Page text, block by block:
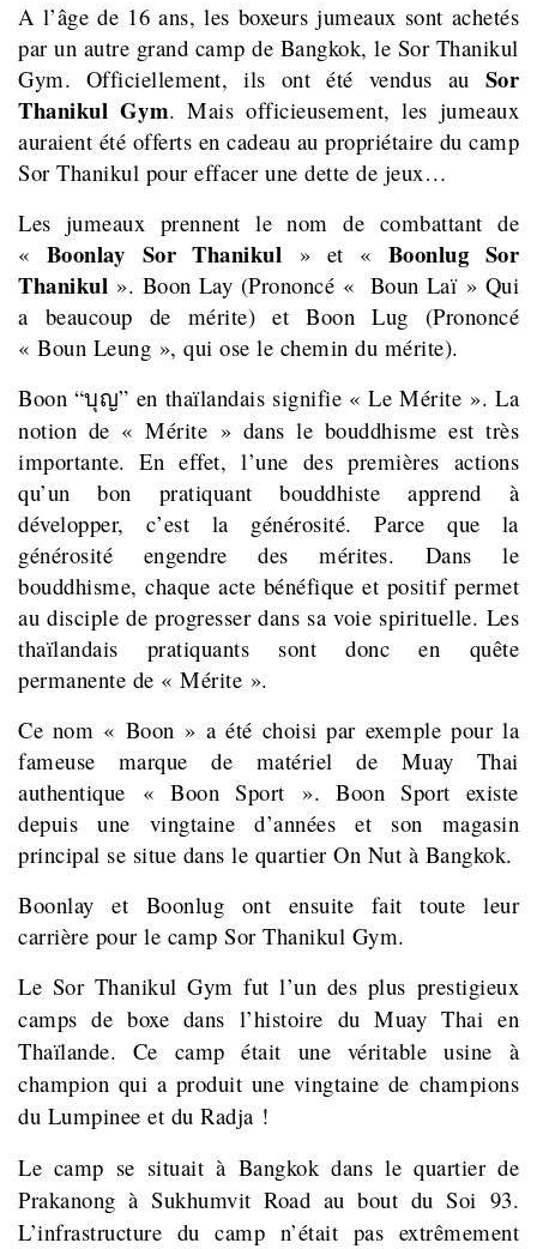
A l’âge de 16 ans, les boxeurs jumeaux sont achetés
par un autre grand camp de Bangkok, le Sor Thanikul
Gym. Officiellement, ils ont été vendus au Sor
Thanikul Gym. Mais officieusement, les jumeaux
auraient été offerts en cadeau au propriétaire du camp
Sor Thanikul pour effacer une dette de jeux…
Les jumeaux prennent le nom de combattant de
« Boonlay Sor Thanikul » et « Boonlug Sor
Thanikul ». Boon Lay (Prononcé « Boun Laï » Qui
a beaucoup de mérite) et Boon Lug (Prononcé
« Boun Leung », qui ose le chemin du mérite).
Boon “บุญ” en thaïlandais signifie « Le Mérite ». La
notion de « Mérite » dans le bouddhisme est très
importante. En effet, l’une des premières actions
qu’un bon pratiquant bouddhiste apprend à
développer, c’est la générosité. Parce que la
générosité engendre des mérites. Dans le
bouddhisme, chaque acte bénéfique et positif permet
au disciple de progresser dans sa voie spirituelle. Les
thaïlandais pratiquants sont donc en quête
permanente de « Mérite ».
Ce nom « Boon » a été choisi par exemple pour la
fameuse marque de matériel de Muay Thai
authentique « Boon Sport ». Boon Sport existe
depuis une vingtaine d’années et son magasin
principal se situe dans le quartier On Nut à Bangkok.
Boonlay et Boonlug ont ensuite fait toute leur
carrière pour le camp Sor Thanikul Gym.
Le Sor Thanikul Gym fut l’un des plus prestigieux
camps de boxe dans l’histoire du Muay Thai en
Thaïlande. Ce camp était une véritable usine à
champion qui a produit une vingtaine de champions
du Lumpinee et du Radja !
Le camp se situait à Bangkok dans le quartier de
Prakanong àSukhumvit Road au bout du Soi 93.
L’infrastructure du camp n’était pas extrêmement